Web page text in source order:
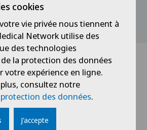
un espace privatif afin de
des résultats de
mammographie vous sont
dans un délai de 8 jours
au médecin traitant.
cookies
vie privée nous tiennent à
Network utilise des
des technologies
la protection des données
votre expérience en ligne.
consultez notre
des données.
J'accepte